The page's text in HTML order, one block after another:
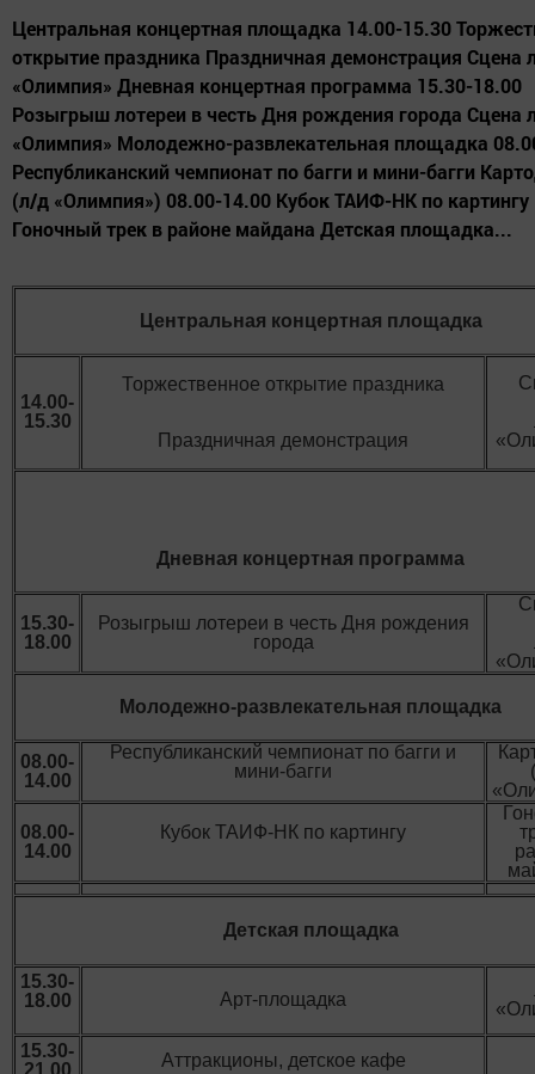
Центральная концертная площадка 14.00-15.30
открытие праздника Праздничная демонстрация Сцена
«Олимпия» Дневная концертная программа 15.30-18.00
Розыгрыш лотереи в честь Дня рождения города Сцена
«Олимпия» Молодежно-развлекательная площадка
Республиканский чемпионат по багги и мини-багги
(л/д «Олимпия») 08.00-14.00 Кубок ТАИФ-НК по картингу
Гоночный трек в районе майдана Детская площадка...
Центральная концертная площадка
14.00-
15.30
Торжественное открытие праздника
Праздничная демонстрация
Дневная концертная программа
15.30-
18.00
Розыгрыш лотереи в честь Дня рождения
города
Молодежно-развлекательная площадка
08.00-
14.00
Республиканский чемпионат по багги и
мини-багги
08.00-
14.00
Кубок ТАИФ-НК по картингу
Детская площадка
15.30-
18.00
Арт-площадка
15.30-
21.00
Аттракционы, детское кафе